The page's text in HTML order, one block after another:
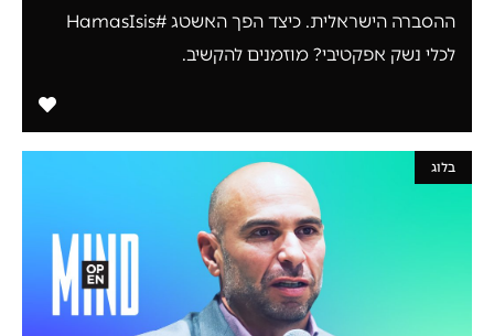
ההסברה הישראלית. כיצד הפך האשטג #HamasIsis
לכלי נשק אפקטיבי? מוזמנים להקשיב.
בלוג